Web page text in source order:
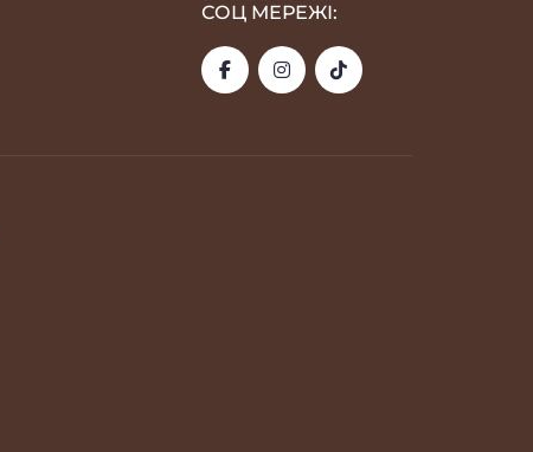
СОЦ МЕРЕЖІ: